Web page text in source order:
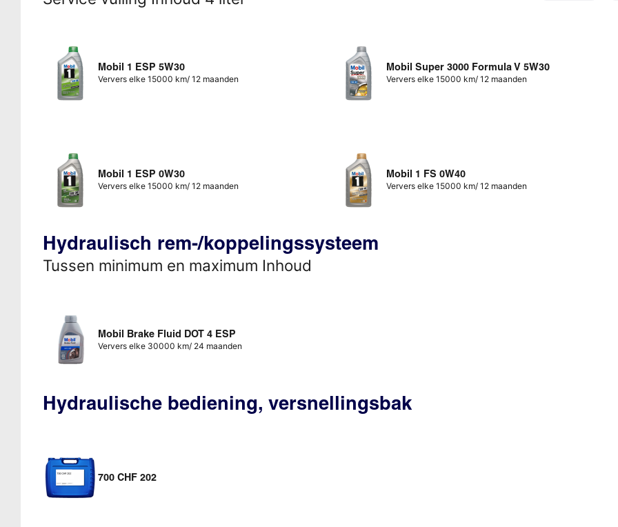
Mobil 1 ESP 5W30
Ververs elke 15000 km/ 12 maanden
Mobil Super 3000 Formula V 5W30
Ververs elke 15000 km/ 12 maanden
Mobil 1 ESP 0W30
Ververs elke 15000 km/ 12 maanden
Mobil 1 FS 0W40
Ververs elke 15000 km/ 12 maanden
Hydraulisch rem-/koppelingssysteem
Tussen minimum en maximum Inhoud
Mobil Brake Fluid DOT 4 ESP
Ververs elke 30000 km/ 24 maanden
Hydraulische bediening, versnellingsbak
700 CHF 202